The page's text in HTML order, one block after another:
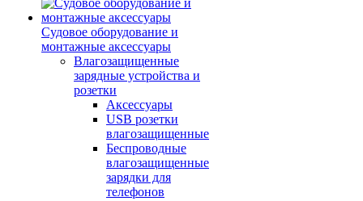
Судовое оборудование и
монтажные аксессуары
Влагозащищенные
зарядные устройства и
розетки
Аксессуары
USB розетки
влагозащищенные
Беспроводные
влагозащищенные
зарядки для
телефонов